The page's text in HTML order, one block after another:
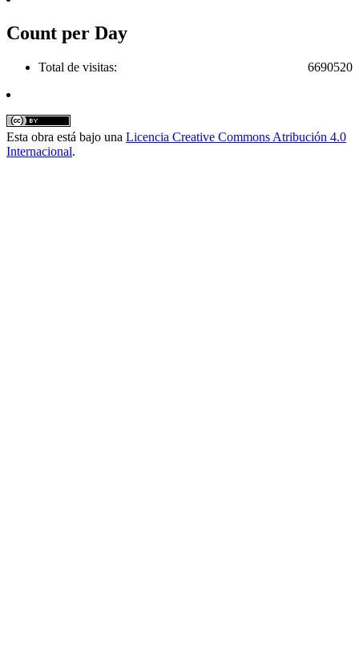
Count per Day
6690520
Total de visitas:
Esta obra está bajo una Licencia Creative Commons Atribución 4.0
Internacional.